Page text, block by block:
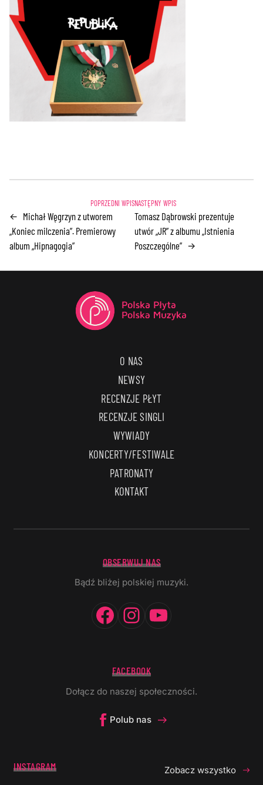
← Michał Węgrzyn z utworem
„Koniec milczenia”. Premierowy
album „Hipnagogia”
Tomasz Dąbrowski prezentuje
utwór „JR” z albumu „Istnienia
Poszczególne” →
O NAS
NEWSY
RECENZJE PŁYT
RECENZJE SINGLI
WYWIADY
KONCERTY/FESTIWALE
PATRONATY
KONTAKT
OBSERWUJ NAS
Bądź bliżej polskiej muzyki.
Facebook
Instagram
FACEBOOK
Dołącz do naszej społeczności.
Polub nas
INSTAGRAM Zobacz wszystko